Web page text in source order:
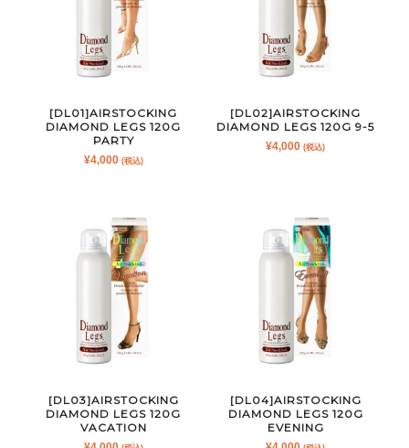
[DL01]AIRSTOCKING
DIAMOND LEGS 120G
PARTY
¥4,000 (税込)
[DL02]AIRSTOCKING
DIAMOND LEGS 120G 9-5
¥4,000 (税込)
[DL03]AIRSTOCKING
DIAMOND LEGS 120G
VACATION
[DL04]AIRSTOCKING
DIAMOND LEGS 120G
EVENING